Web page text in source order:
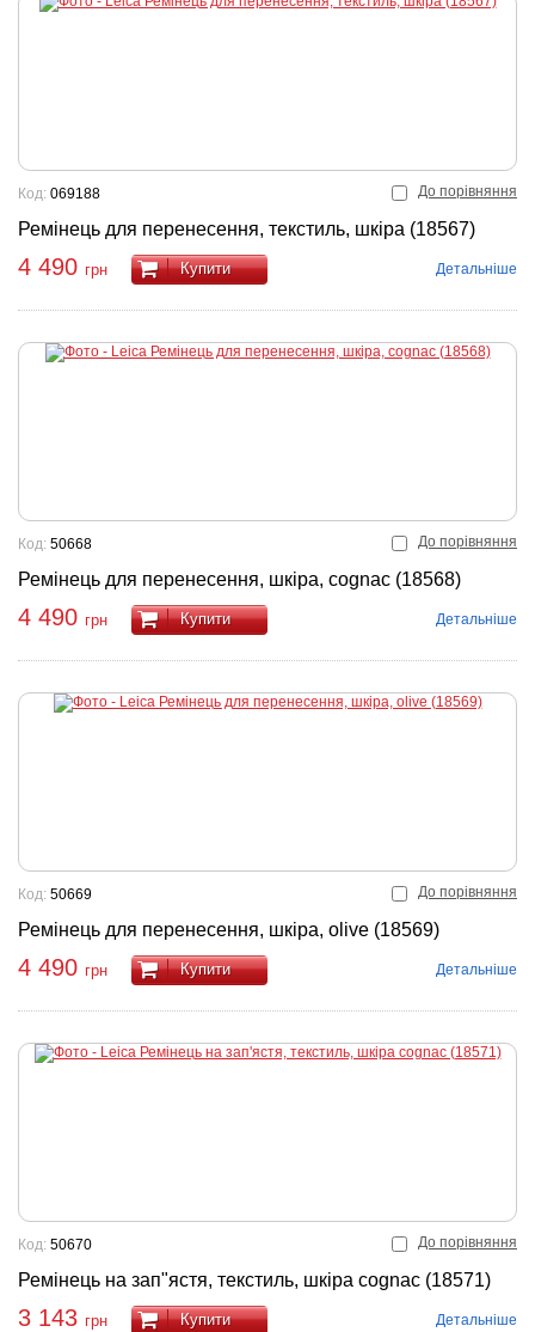
До порівняння
Ремінець для перенесення, текстиль, шкіра (18567)
Код: 069188
4 490 грн Купити Детальніше
До порівняння
Ремінець для перенесення, шкіра, cognac (18568)
Код: 50668
4 490 грн Купити Детальніше
До порівняння
Ремінець для перенесення, шкіра, olive (18569)
Код: 50669
4 490 грн Купити Детальніше
До порівняння
Ремінець на зап"ястя, текстиль, шкіра cognac (18571)
Код: 50670
3 143 грн Купити Детальніше